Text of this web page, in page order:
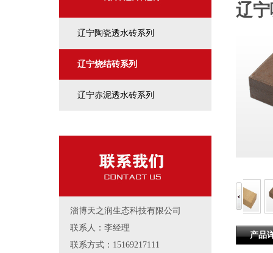
辽
产品
辽宁陶瓷透水砖系列
辽宁烧结砖系列
辽宁赤泥透水砖系列
淄博天之润生态科技有限公司
联系人：李经理
联系方式：15169217111